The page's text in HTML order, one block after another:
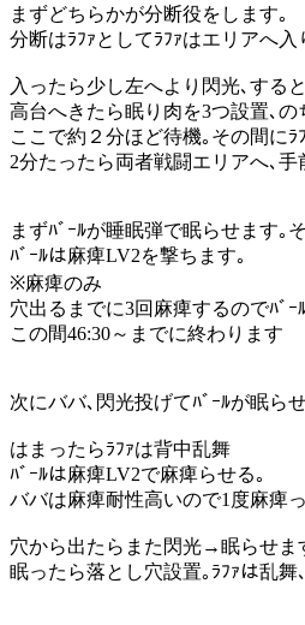
まずどちらかが分断役をします｡
分断はﾗﾌｧとしてﾗﾌｧはエリアへ
入ったら少し左へより閃光､する
高台へきたら眠り肉を3つ設置､
ここで約２分ほど待機｡その間にﾗ
2分たったら両者戦闘エリアへ､
まずﾊﾞｰﾙが睡眠弾で眠らせます｡
ﾊﾞｰﾙは麻痺LV2を撃ちます｡
※麻痺のみ
穴出るまでに3回麻痺するのでﾊﾞ
この間46:30～までに終わります
次にババ､閃光投げてﾊﾞｰﾙが眠ら
はまったらﾗﾌｧは背中乱舞
ﾊﾞｰﾙは麻痺LV2で麻痺らせる｡
ババは麻痺耐性高いので1度麻痺
穴から出たらまた閃光→眠らせま
眠ったら落とし穴設置｡ﾗﾌｧは乱舞